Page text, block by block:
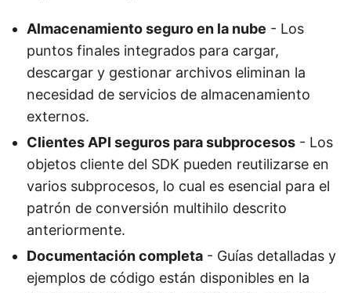
Almacenamiento seguro en la nube - Los
puntos finales integrados para cargar,
descargar y gestionar archivos eliminan la
necesidad de servicios de almacenamiento
externos.
Clientes API seguros para subprocesos - Los
objetos cliente del SDK pueden reutilizarse en
varios subprocesos, lo cual es esencial para el
patrón de conversión multihilo descrito
anteriormente.
Documentación completa - Guías detalladas y
ejemplos de código están disponibles en la